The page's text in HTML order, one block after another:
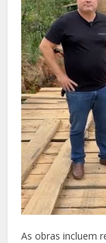
As obras incluem